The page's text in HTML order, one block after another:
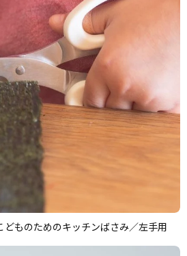
ものためのキッチンばさみ／左手用